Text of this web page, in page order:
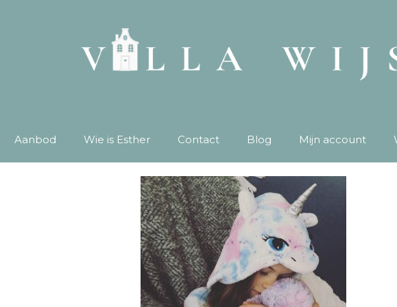
Aanbod Wie is Esther Contact Blog Mijn account